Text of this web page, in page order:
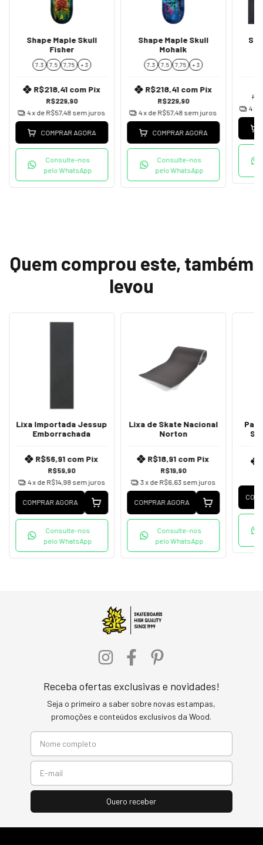
Shape Maple Skull
Fisher
7.3 7.5 7,75 + 3
R$229,90
R$218,41 com Pix
4x de R$57,48 sem juros
COMPRAR AGORA
Consulte-nos
pelo WhatsApp
Shape Maple Skull
Mohalk
7.3 7.5 7,75 + 3
R$229,90
R$218,41 com Pix
4x de R$57,48 sem juros
COMPRAR AGORA
Consulte-nos
pelo WhatsApp
4x
Quem comprou este, também
levou
Lixa Importada Jessup
Emborrachada
R$59,90
R$56,91 com Pix
4x de R$14,98 sem juros
COMPRAR AGORA
Consulte-nos
pelo WhatsApp
Lixa de Skate Nacional
Norton
R$19,90
R$18,91 com Pix
3x de R$6,63 sem juros
COMPRAR AGORA
Consulte-nos
pelo WhatsApp
Receba ofertas exclusivas e novidades!
Seja o primeiro a saber sobre novas estampas,
promoções e conteúdos exclusivos da Wood.